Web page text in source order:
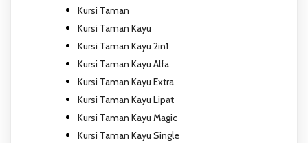
Kursi Taman
Kursi Taman Kayu
Kursi Taman Kayu 2in1
Kursi Taman Kayu Alfa
Kursi Taman Kayu Extra
Kursi Taman Kayu Lipat
Kursi Taman Kayu Magic
Kursi Taman Kayu Single